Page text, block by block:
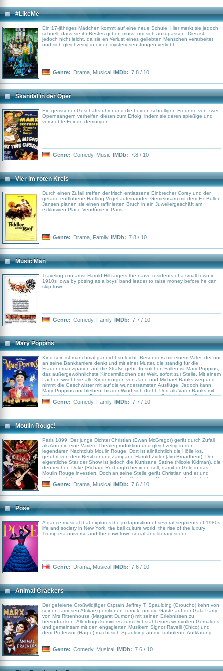
#LikeMe
Ein 17-jähriges Mädchen kommt auf eine neue Schule. Hier merkt sie jedoch
schnell, dass sie ihr Bestes geben muss, um sich anzupassen. Dies ist
jedoch nicht leicht, da sie en Verlust eines geliebten Menschen verarbeitet
und sich gleichzeitig in einen mysteriösen Jungen verliebt.
Genre: Drama Musical IMDb: 7.8 / 10
Skandal in der Oper
Ein gerissener Geschäftsführer und die beiden schrulligen Freunde von zwei
Opernsängern verhelfen diesen zum Erfolg, indem sie deren spießige und
versnobte Feinde demütigen.
Genre: Comedy, Music IMDb: 7.8 / 10
Vier im roten Kreis
Durch einen Zufall treffen der frisch entlassene Einbrecher Corey und der
gerade entflohene Häftling Vogel aufeinander. Gemeinsam mit dem Ex-Bullen
Jansen planen sie einen raffinierten Bruch in ein Juweliergeschäft am
exklusiven Place Vendôme in Paris.
Genre: Drama Family IMDb: 7.8 / 10
Music Man
Traveling con artist Harold Hill targets the naïve residents of a small town in
1910s Iowa by posing as a boys' band leader to raise money before he can
skip town.
Genre: Comedy, Family IMDb: 7.7 / 10
Mary Poppins
Kind sein ist manchmal gar nicht so leicht. Besonders mit einem Vater, der nur
an seine Bankkarriere denkt und mit einer Mutter, die ständig für die
Frauenemanzipation auf die Straße geht. In solchen Fällen ist Mary Poppins,
das außergewöhnlichste Kindermädchen der Welt, sofort zur Stelle. Mit einem
Lachen wischt sie alle Kindersorgen von Jane und Michael Banks weg und
nimmt die Geschwister mit auf die wundersamsten Ausflüge. Jedoch kann
Mary Poppins nur bleiben, bis der Wind sich dreht. Und als Vater Banks mit
seinen Kindern zum Drachen steigen lassen in den Park geht, weiß sie, dass
er sich gedreht hat. Supercalifragilisticexpialigetisch – dieses Wort entführt
Überraschungen und zauberhafter Abenteuer.
Genre: Comedy, Family IMDb: 7.7 / 10
Moulin Rouge!
Paris 1899: Der junge Dichter Christian (Ewan McGregor) gerät durch Zufall
als Autor in eine Variete-Theaterproduktion und gleichzeitig in den
legendären Nachtclub Moulin Rouge. Dort ist allnächtlich die Hölle los,
geführt von dem Besitzer und Zampano Harold Zidler (Jim Broadbent). Der
eigentliche Star der Show ist jedoch die Kurtisane Satine (Nicole Kidman), die
den reichen Duke (Richard Roxburgh) becircen soll, damit er Geld in das
Moulin Rouge investiert. Doch an seine Stelle gerät Christian und er und
Satine verlieben sich ineinander. Zum Wohle des Stücks und des Betriebs
hält Satine den Duke tatsächlich hin, während sie mit Christian eine Affäre
unberechenbarer und Satine, die an Schwindsucht leidet, immer kränker...
Genre: Drama Musical IMDb: 7.6 / 10
Pose
A dance musical that explores the juxtaposition of several segments of 1980s
life and society in New York: the ball culture world, the rise of the luxury
Trump-era universe and the downtown social and literary scene.
Genre: Drama Musical IMDb: 7.6 / 10
Animal Crackers
Der gefeierte Großwildjäger Captain Jeffrey T. Spaulding (Groucho) kehrt von
seinen famosen Afrikaexpeditionen zurück, um die Gäste auf der Gala-Party
von Mrs.Rittenhouse (Margaret Dumont) mit seinen Erlebnissen zu
beeindrucken. Allerdings kommt es zum Diebstahl eines wertvollen Gemäldes
und gemeinsam mit den engagierten Musikern Signor Ravelli (Chico) und
dem Professor (Harpo) macht sich Spaulding an die turbulente Aufklärung...
Genre: Comedy, Musical IMDb: 7.6 / 10